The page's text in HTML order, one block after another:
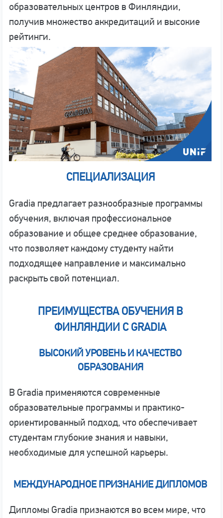
образовательных центров в Финляндии,
получив множество аккредитаций и высокие
рейтинги.
СПЕЦИАЛИЗАЦИЯ
Gradia предлагает разнообразные программы
обучения, включая профессиональное
образование и общее среднее образование,
что позволяет каждому студенту найти
подходящее направление и максимально
раскрыть свой потенциал.
ПРЕИМУЩЕСТВА ОБУЧЕНИЯ В
ФИНЛЯНДИИ С GRADIA
ВЫСОКИЙ УРОВЕНЬ И КАЧЕСТВО
ОБРАЗОВАНИЯ
В Gradia применяются современные
образовательные программы и практико-
ориентированный подход, что обеспечивает
студентам глубокие знания и навыки,
необходимые для успешной карьеры.
МЕЖДУНАРОДНОЕ ПРИЗНАНИЕ ДИПЛОМОВ
Дипломы Gradia признаются во всем мире, что